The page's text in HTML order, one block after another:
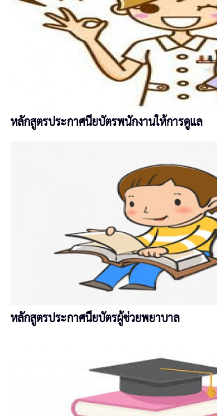
หลักสูตรประกาศนียบัตรพนักงานให้การดูแล
หลักสูตรประกาศนียบัตรผู้ช่วยพยาบาล